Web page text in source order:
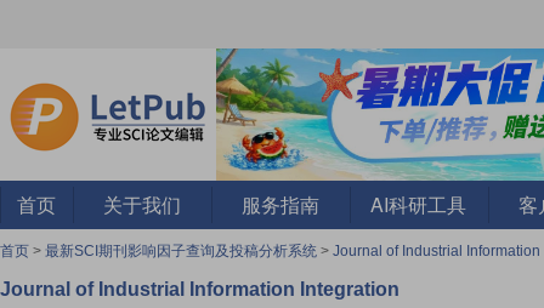
首页 关于我们 服务指南 AI科研工具 客
首页 > 最新SCI期刊影响因子查询及投稿分析系统 > Journal of Industrial
Journal of Industrial Information Integration